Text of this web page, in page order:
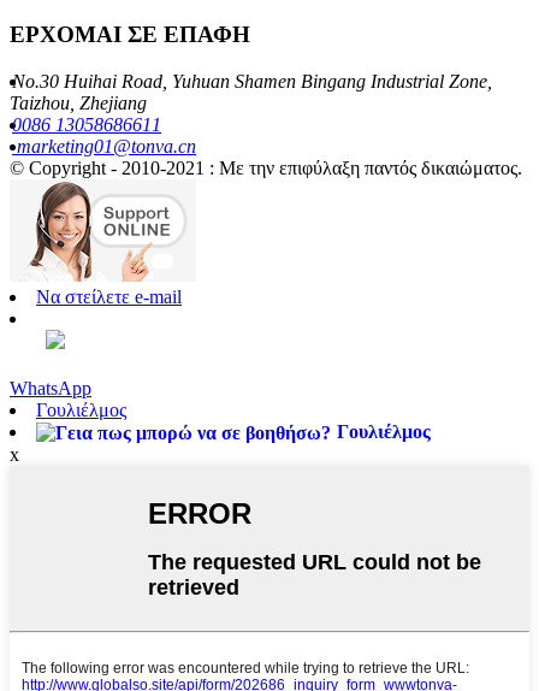
ΕΡΧΟΜΑΙ ΣΕ ΕΠΑΦΗ
No.30 Huihai Road, Yuhuan Shamen Bingang Industrial Zone,
Taizhou, Zhejiang
0086 13058686611
marketing01@tonva.cn
© Copyright - 2010-2021 : Με την επιφύλαξη παντός δικαιώματος.
Να στείλετε e-mail
WhatsApp
Γουλιέλμος
Γουλιέλμος
x